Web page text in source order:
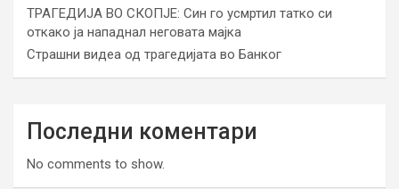
ТРАГЕДИЈА ВО СКОПЈЕ: Син го усмртил татко си
откако ја нападнал неговата мајка
Страшни видеа од трагедијата во Банког
Последни коментари
No comments to show.